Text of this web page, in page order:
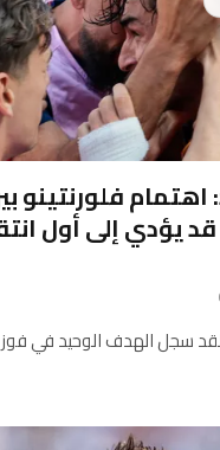
اهتمام فلورنتينو
يؤدي إلى أول
سجل الهدف الوحيد في